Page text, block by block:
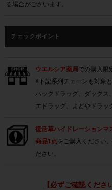
る場合がございます。
チェックポイント
ウエルシア薬局での購入限
※下記系列チェーンも対象と
ハックドラッグ、ダックス
エドラッグ、よどやドラッ
復活草ハイドレーションマ
商品1点 をご購入ください
ださい。
【必ずご確認くださ